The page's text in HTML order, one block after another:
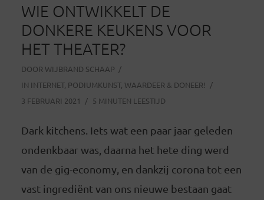
WIE ONTWIKKELT DE
DONKERE KEUKENS VOOR
HET THEATER?
DOOR WIJBRAND SCHAAP
IN INTERNET, PODIUMKUNST, WAARDEER & DONEER!
3 FEBRUARI 2021
5 MINUTEN LEESTIJD
Dark kitchens. Iets wat een paar jaar geleden
ondenkbaar was, daarna het hete ding werd
van de gig-economy, en dankzij corona tot een
vast ingrediënt van ons nieuwe bestaan gaat